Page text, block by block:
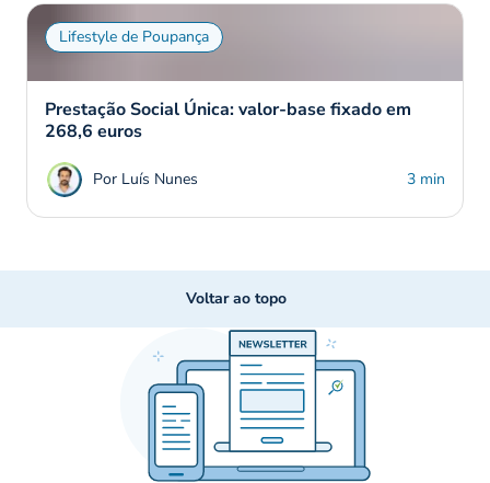
Lifestyle de Poupança
Prestação Social Única: valor-base fixado em
268,6 euros
Por Luís Nunes 3 min
Voltar ao topo